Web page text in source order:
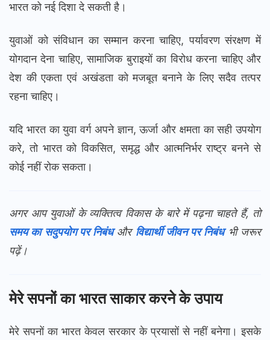
भारत को नई दिशा दे सकती है।
युवाओं को संविधान का सम्मान करना चाहिए, पर्यावरण संरक्षण में
योगदान देना चाहिए, सामाजिक बुराइयों का विरोध करना चाहिए और
देश की एकता एवं अखंडता को मजबूत बनाने के लिए सदैव तत्पर
रहना चाहिए।
यदि भारत का युवा वर्ग अपने ज्ञान, ऊर्जा और क्षमता का सही उपयोग
करे, तो भारत को विकसित, समृद्ध और आत्मनिर्भर राष्ट्र बनने से
कोई नहीं रोक सकता।
अगर आप युवाओं के व्यक्तित्व विकास के बारे में पढ़ना चाहते हैं, तो
समय का सदुपयोग पर निबंध और विद्यार्थी जीवन पर निबंधभी जरूर
पढ़ें।
मेरे सपनों का भारत साकार करने के उपाय
मेरे सपनों का भारत केवल सरकार के प्रयासों से नहीं बनेगा। इसके